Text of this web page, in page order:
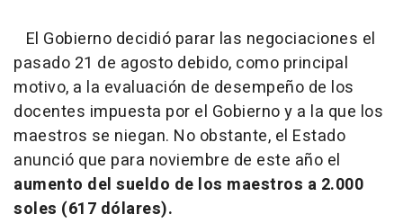
El Gobierno decidió parar las negociaciones el
pasado 21 de agosto debido, como principal
motivo, a la evaluación de desempeño de los
docentes impuesta por el Gobierno y a la que los
maestros se niegan. No obstante, el Estado
anunció que para noviembre de este año el
aumento del sueldo de los maestros a 2.000
soles (617 dólares).